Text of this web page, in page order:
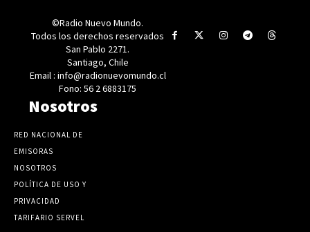
©Radio Nuevo Mundo.
Todos los derechos reservados
San Pablo 2271.
Santiago, Chile
Email : info@radionuevomundo.cl
Fono: 56 2 6883175
Nosotros
RED NACIONAL DE
EMISORAS
NOSOTROS
POLÍTICA DE USO Y
PRIVACIDAD
TARIFARIO SERVEL